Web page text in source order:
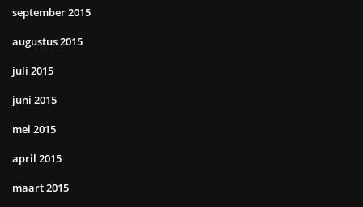
september 2015
augustus 2015
juli 2015
juni 2015
mei 2015
april 2015
maart 2015